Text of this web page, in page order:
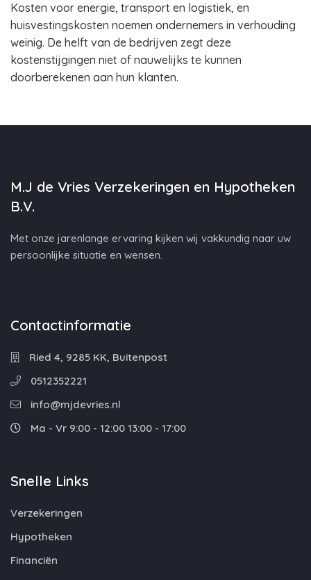
Kosten voor energie, transport en logistiek, en
huisvestingskosten noemen ondernemers in verhouding
weinig. De helft van de bedrijven zegt deze
kostenstijgingen niet of nauwelijks te kunnen
doorberekenen aan hun klanten.
M.J de Vries Verzekeringen en Hypotheken
B.V.
Met onze jarenlange ervaring kijken wij vakkundig naar uw
persoonlijke situatie en wensen.
Contactinformatie
Ried 4, 9285 KK, Buitenpost
0512352221
info@mjdevries.nl
Ma - Vr 9:00 - 12:00 13:00 - 17:00
Snelle Links
Verzekeringen
Hypotheken
Financiën